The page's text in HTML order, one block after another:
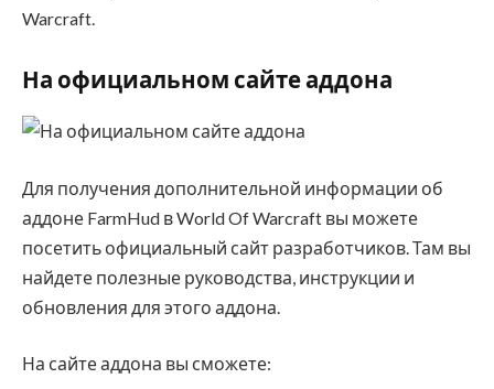
Warcraft.
На официальном сайте аддона
Для получения дополнительной информации об
аддоне FarmHud в World Of Warcraft вы можете
посетить официальный сайт разработчиков. Там вы
найдете полезные руководства, инструкции и
обновления для этого аддона.
На сайте аддона вы сможете: